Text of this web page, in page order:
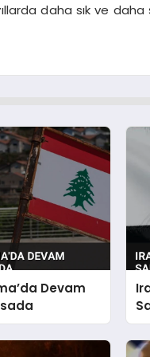
daha sık ve
Devam